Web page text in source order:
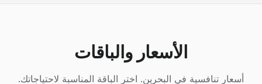
الأسعار والباقات
أسعار تنافسية في البحرين. اختر الباقة المناسبة لاحتياجاتك.